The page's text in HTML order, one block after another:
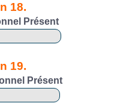
18.
Présent
19.
Présent